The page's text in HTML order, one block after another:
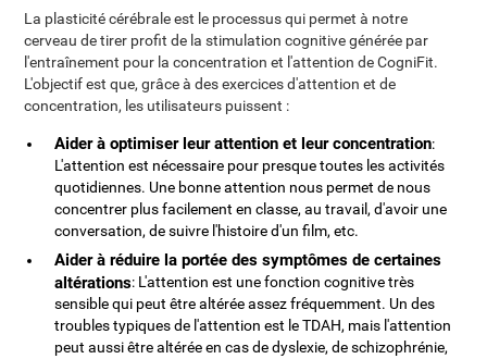
La plasticité cérébrale est le processus qui permet à notre
cerveau de tirer profit de la stimulation cognitive générée par
l'entraînement pour la concentration et l'attention de CogniFit.
L'objectif est que, grâce à des exercices d'attention et de
concentration, les utilisateurs puissent :
Aider à optimiser leur attention et leur concentration:
L'attention est nécessaire pour presque toutes les activités
quotidiennes. Une bonne attention nous permet de nous
concentrer plus facilement en classe, au travail, d'avoir une
conversation, de suivre l'histoire d'un film, etc.
Aider à réduire la portée des symptômes de certaines
altérations: L'attention est une fonction cognitive très
sensible qui peut être altérée assez fréquemment. Un des
troubles typiques de l'attention est le TDAH, mais l'attention
peut aussi être altérée en cas de dyslexie, de schizophrénie,